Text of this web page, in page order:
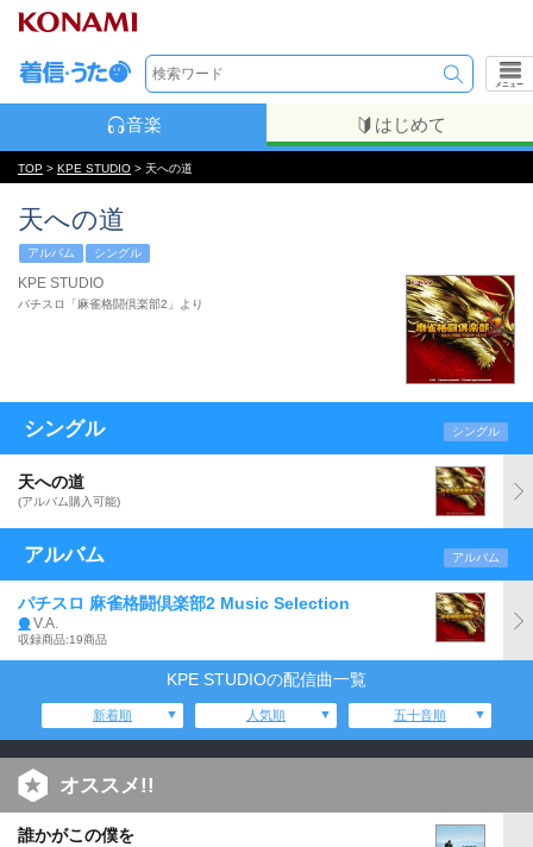
メニュー
音楽 はじめて
TOP > KPE STUDIO > 天への道
天への道
アルバム シングル
KPE STUDIO
パチスロ「麻雀格闘倶楽部2」より
シングル シングル
天への道
(アルバム購入可能)
アルバム アルバム
パチスロ 麻雀格闘倶楽部2 Music Selection
V.A.
収録商品:19商品
KPE STUDIOの配信曲一覧
新着順 人気順 五十音順
オススメ!!
誰かがこの僕を